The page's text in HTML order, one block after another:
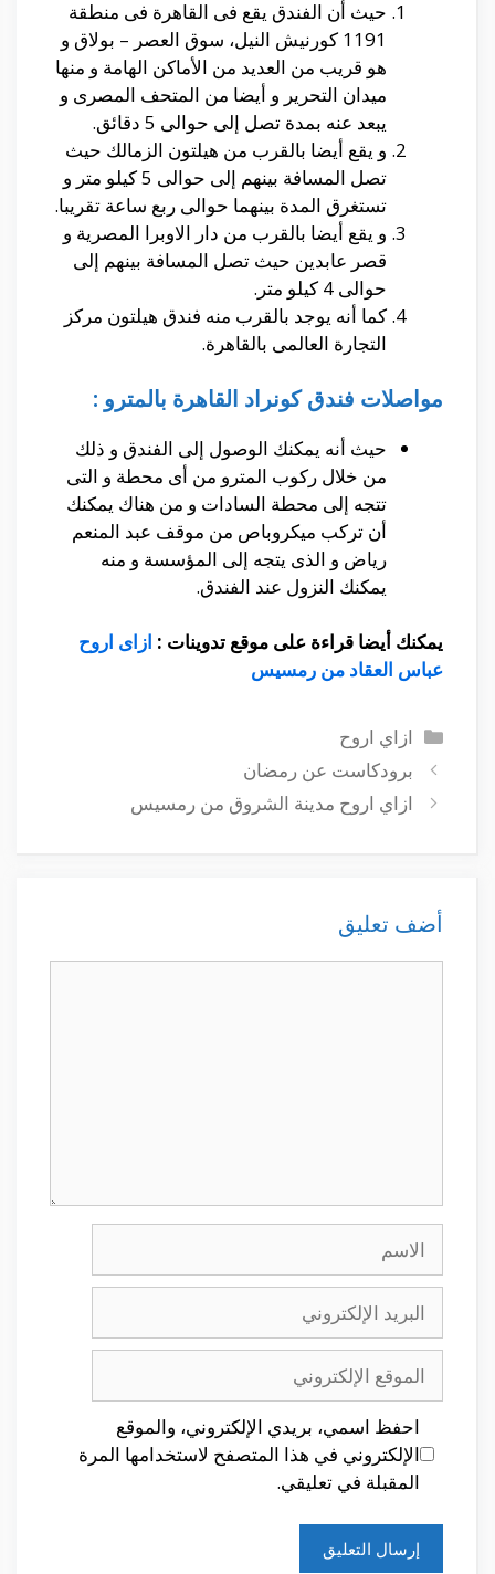
حيث أن الفندق يقع فى القاهرة فى منطقة
1191 كورنيش النيل، سوق العصر – بولاق و
هو قريب من العديد من الأماكن الهامة و منها
ميدان التحرير و أيضا من المتحف المصرى و
يبعد عنه بمدة تصل إلى حوالى 5 دقائق.
و يقع أيضا بالقرب من هيلتون الزمالك حيث
تصل المسافة بينهم إلى حوالى 5 كيلو متر و
تستغرق المدة بينهما حوالى ربع ساعة تقريبا.
و يقع أيضا بالقرب من دار الاوبرا المصرية و
قصر عابدين حيث تصل المسافة بينهم إلى
حوالى 4 كيلو متر.
كما أنه يوجد بالقرب منه فندق هيلتون مركز
التجارة العالمى بالقاهرة.
مواصلات فندق كونراد القاهرة بالمترو :
حيث أنه يمكنك الوصول إلى الفندق و ذلك
من خلال ركوب المترو من أى محطة و التى
تتجه إلى محطة السادات و من هناك يمكنك
أن تركب ميكروباص من موقف عبد المنعم
رياض و الذى يتجه إلى المؤسسة و منه
يمكنك النزول عند الفندق.
يمكنك أيضا قراءة على موقع تدوينات : ازاى اروح
عباس العقاد من رمسيس
التصنيفات
ازاي اروح
برودكاست عن رمضان
ازاي اروح مدينة الشروق من رمسيس
أضف تعليق
الاسم
البريد
الإلكتروني
الموقع
الإلكتروني
احفظ اسمي، بريدي الإلكتروني، والموقع
الإلكتروني في هذا المتصفح لاستخدامها المرة
المقبلة في تعليقي.